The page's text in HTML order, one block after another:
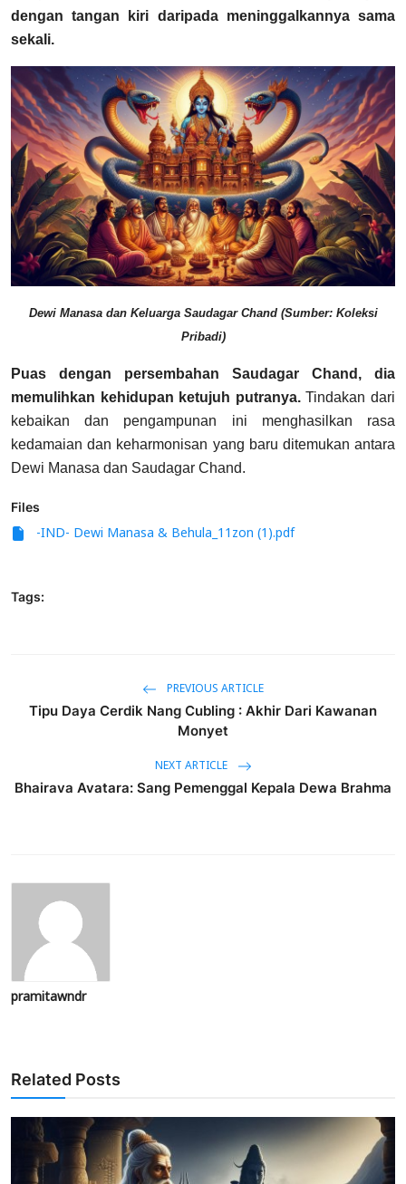
dengan tangan kiri daripada meninggalkannya sama
sekali.
Dewi Manasa dan Keluarga Saudagar Chand (Sumber: Koleksi
Pribadi)
Puas dengan persembahan Saudagar Chand, dia
memulihkan kehidupan ketujuh putranya.Tindakan dari
kebaikan dan pengampunan ini menghasilkan rasa
kedamaian dan keharmonisan yang baru ditemukan antara
Dewi Manasa dan Saudagar Chand.
Files
-IND- Dewi Manasa & Behula_11zon (1).pdf
Tags:
PREVIOUS ARTICLE
Tipu Daya Cerdik Nang Cubling : Akhir Dari Kawanan
Monyet
NEXT ARTICLE
Bhairava Avatara: Sang Pemenggal Kepala Dewa Brahma
pramitawndr
Related Posts